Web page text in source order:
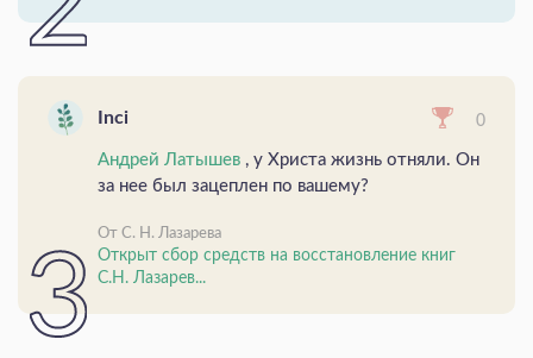
Inci 0
Андрей Латышев , у Христа жизнь отняли. Он
за нее был зацеплен по вашему?
От С. Н. Лазарева
Открыт сбор средств на восстановление книг
С.Н. Лазарев...